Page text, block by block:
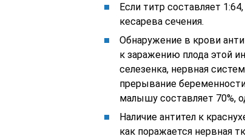
Если титр составляет
кесарева сечения.
Обнаружение в крови
к заражению плода этой
селезенка, нервная
прерывание
малышу составляет 70%,
Наличие антител к
как поражается нервная